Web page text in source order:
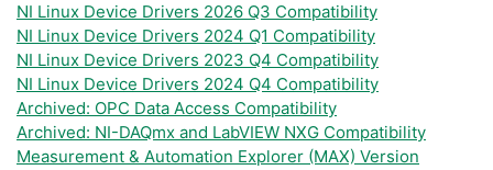
NI Linux Device Drivers 2026 Q3 Compatibility
NI Linux Device Drivers 2024 Q1 Compatibility
NI Linux Device Drivers 2023 Q4 Compatibility
NI Linux Device Drivers 2024 Q4 Compatibility
Archived: OPC Data Access Compatibility
Archived: NI-DAQmx and LabVIEW NXG Compatibility
Measurement & Automation Explorer (MAX) Version